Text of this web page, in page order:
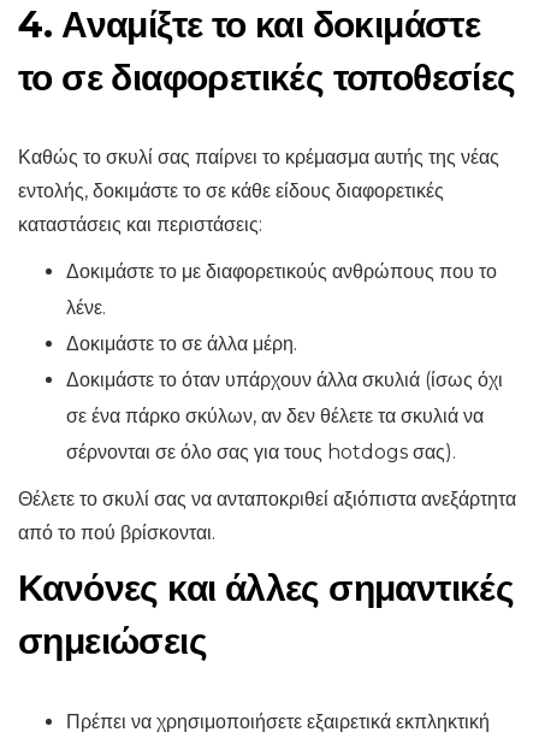
4. Αναμίξτε το και δοκιμάστε
το σε διαφορετικές τοποθεσίες
Καθώς το σκυλί σας παίρνει το κρέμασμα αυτής της νέας
εντολής, δοκιμάστε το σε κάθε είδους διαφορετικές
καταστάσεις και περιστάσεις:
Δοκιμάστε το με διαφορετικούς ανθρώπους που το
λένε.
Δοκιμάστε το σε άλλα μέρη.
Δοκιμάστε το όταν υπάρχουν άλλα σκυλιά (ίσως όχι
σε ένα πάρκο σκύλων, αν δεν θέλετε τα σκυλιά να
σέρνονται σε όλο σας για τους hotdogs σας).
Θέλετε το σκυλί σας να ανταποκριθεί αξιόπιστα ανεξάρτητα
από το πού βρίσκονται.
Κανόνες και άλλες σημαντικές
σημειώσεις
Πρέπει να χρησιμοποιήσετε εξαιρετικά εκπληκτική